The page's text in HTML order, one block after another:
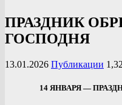
ПРАЗДНИК
ГОСПОДНЯ
13.01.2026 Публикации
14 ЯНВАРЯ —